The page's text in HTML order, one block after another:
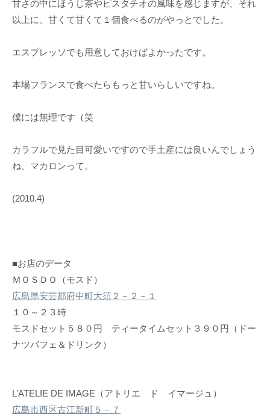
甘さの中にほうじ茶やピスタチオの風味を感じますが、それ
以上に、甘くて甘くて１個食べるのがやっとでした。
エスプレッソでも用意しておけばよかったです。
本場フランスで食べたらもっと甘いらしいですね。
僕には無理です（笑
カラフルで見た目可愛いですので手土産には良いんでしょう
ね、マカロンって。
(2010.4)
■お店のデータ
ＭＯＳＤＯ（モスド）
広島県安芸郡府中町大須２－２－１
１０～２３時
モスドセット５８０円 ティータイムセット３９０円（ドー
ナツパフェ＆ドリンク）
L’ATELIE DE IMAGE（アトリエ ド イマージュ）
広島市西区古江新町５－７